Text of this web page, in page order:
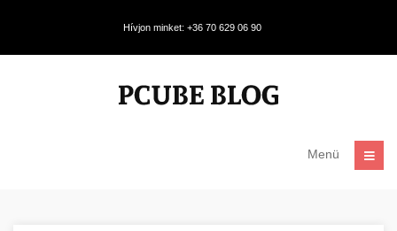
Hívjon minket: +36 70 629 06 90
Menü